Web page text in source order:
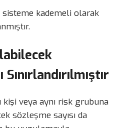
kademeli olarak
kişi veya aynı risk grubuna
sözleşme sayısı da